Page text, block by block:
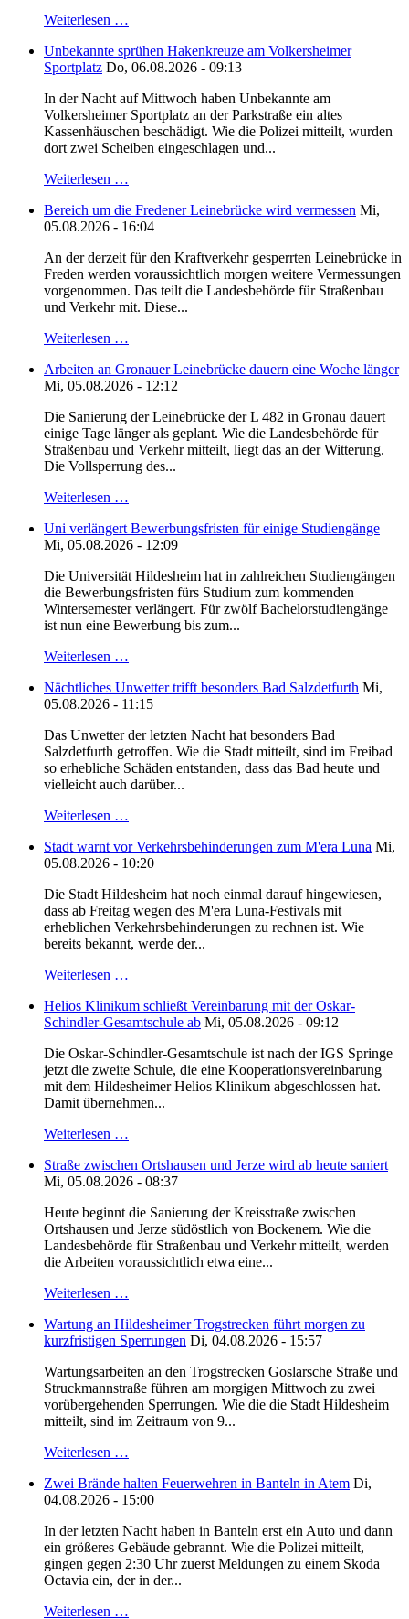
Weiterlesen …
Unbekannte sprühen Hakenkreuze am Volkersheimer
Sportplatz Do, 06.08.2026 - 09:13
In der Nacht auf Mittwoch haben Unbekannte am
Volkersheimer Sportplatz an der Parkstraße ein altes
Kassenhäuschen beschädigt. Wie die Polizei mitteilt, wurden
dort zwei Scheiben eingeschlagen und...
Weiterlesen …
Bereich um die Fredener Leinebrücke wird vermessen Mi,
05.08.2026 - 16:04
An der derzeit für den Kraftverkehr gesperrten Leinebrücke in
Freden werden voraussichtlich morgen weitere Vermessungen
vorgenommen. Das teilt die Landesbehörde für Straßenbau
und Verkehr mit. Diese...
Weiterlesen …
Arbeiten an Gronauer Leinebrücke dauern eine Woche länger
Mi, 05.08.2026 - 12:12
Die Sanierung der Leinebrücke der L 482 in Gronau dauert
einige Tage länger als geplant. Wie die Landesbehörde für
Straßenbau und Verkehr mitteilt, liegt das an der Witterung.
Die Vollsperrung des...
Weiterlesen …
Uni verlängert Bewerbungsfristen für einige Studiengänge
Mi, 05.08.2026 - 12:09
Die Universität Hildesheim hat in zahlreichen Studiengängen
die Bewerbungsfristen fürs Studium zum kommenden
Wintersemester verlängert. Für zwölf Bachelorstudiengänge
ist nun eine Bewerbung bis zum...
Weiterlesen …
Nächtliches Unwetter trifft besonders Bad Salzdetfurth Mi,
05.08.2026 - 11:15
Das Unwetter der letzten Nacht hat besonders Bad
Salzdetfurth getroffen. Wie die Stadt mitteilt, sind im Freibad
so erhebliche Schäden entstanden, dass das Bad heute und
vielleicht auch darüber...
Weiterlesen …
Stadt warnt vor Verkehrsbehinderungen zum M'era Luna Mi,
05.08.2026 - 10:20
Die Stadt Hildesheim hat noch einmal darauf hingewiesen,
dass ab Freitag wegen des M'era Luna-Festivals mit
erheblichen Verkehrsbehinderungen zu rechnen ist. Wie
bereits bekannt, werde der...
Weiterlesen …
Helios Klinikum schließt Vereinbarung mit der Oskar-
Schindler-Gesamtschule ab Mi, 05.08.2026 - 09:12
Die Oskar-Schindler-Gesamtschule ist nach der IGS Springe
jetzt die zweite Schule, die eine Kooperationsvereinbarung
mit dem Hildesheimer Helios Klinikum abgeschlossen hat.
Damit übernehmen...
Weiterlesen …
Straße zwischen Ortshausen und Jerze wird ab heute saniert
Mi, 05.08.2026 - 08:37
Heute beginnt die Sanierung der Kreisstraße zwischen
Ortshausen und Jerze südöstlich von Bockenem. Wie die
Landesbehörde für Straßenbau und Verkehr mitteilt, werden
die Arbeiten voraussichtlich etwa eine...
Weiterlesen …
Wartung an Hildesheimer Trogstrecken führt morgen zu
kurzfristigen Sperrungen Di, 04.08.2026 - 15:57
Wartungsarbeiten an den Trogstrecken Goslarsche Straße und
Struckmannstraße führen am morgigen Mittwoch zu zwei
vorübergehenden Sperrungen. Wie die die Stadt Hildesheim
mitteilt, sind im Zeitraum von 9...
Weiterlesen …
Zwei Brände halten Feuerwehren in Banteln in Atem Di,
04.08.2026 - 15:00
In der letzten Nacht haben in Banteln erst ein Auto und dann
ein größeres Gebäude gebrannt. Wie die Polizei mitteilt,
gingen gegen 2:30 Uhr zuerst Meldungen zu einem Skoda
Octavia ein, der in der...
Weiterlesen …